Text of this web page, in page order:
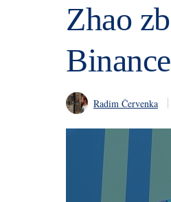
Zhao
Radim Červenka